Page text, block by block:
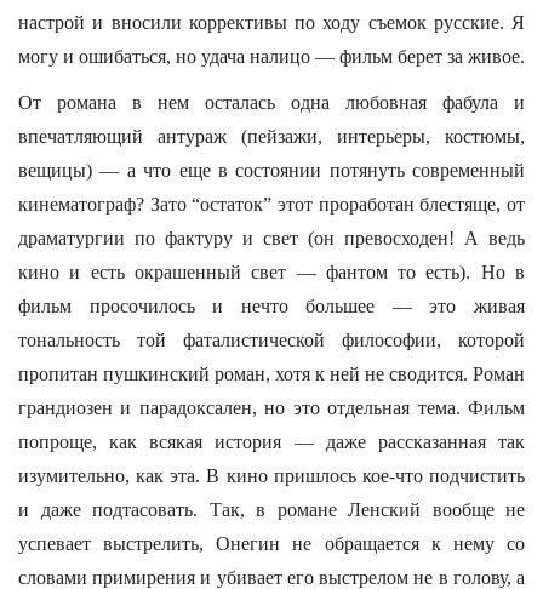
настрой и вносили коррективы по ходу съемок русские. Я
могу и ошибаться, но удача налицо — фильм берет за живое.
От романа в нем осталась одна любовная фабула и
впечатляющий антураж (пейзажи, интерьеры, костюмы,
вещицы) — а что еще в состоянии потянуть современный
кинематограф? Зато “остаток” этот проработан блестяще, от
драматургии по фактуру и свет (он превосходен! А ведь
кино и есть окрашенный свет — фантом то есть). Но в
фильм просочилось и нечто большее — это живая
тональность той фаталистической философии, которой
пропитан пушкинский роман, хотя к ней не сводится. Роман
грандиозен и парадоксален, но это отдельная тема. Фильм
попроще, как всякая история — даже рассказанная так
изумительно, как эта. В кино пришлось кое-что подчистить
и даже подтасовать. Так, в романе Ленский вообще не
успевает выстрелить, Онегин не обращается к нему со
словами примирения и убивает его выстрелом не в голову, а